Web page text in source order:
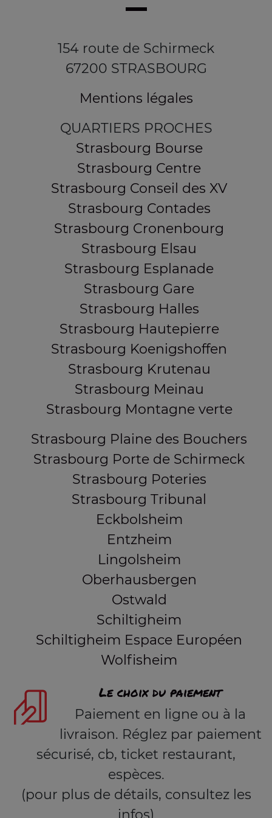
154 route de Schirmeck
67200 STRASBOURG
Mentions légales
QUARTIERS PROCHES
Strasbourg Bourse
Strasbourg Centre
Strasbourg Conseil des XV
Strasbourg Contades
Strasbourg Cronenbourg
Strasbourg Elsau
Strasbourg Esplanade
Strasbourg Gare
Strasbourg Halles
Strasbourg Hautepierre
Strasbourg Koenigshoffen
Strasbourg Krutenau
Strasbourg Meinau
Strasbourg Montagne verte
Strasbourg Plaine des Bouchers
Strasbourg Porte de Schirmeck
Strasbourg Poteries
Strasbourg Tribunal
Eckbolsheim
Entzheim
Lingolsheim
Oberhausbergen
Ostwald
Schiltigheim
Schiltigheim Espace Européen
Wolfisheim
Le choix du paiement
Paiement en ligne ou à la
livraison. Réglez par paiement
sécurisé, cb, ticket restaurant,
espèces.
(pour plus de détails, consultez les
infos)